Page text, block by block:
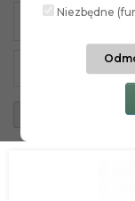
Niezbędne
SZAMPONY